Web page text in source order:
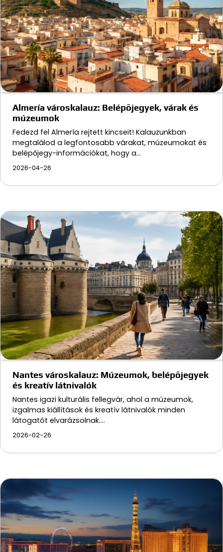
Almería városkalauz: Belépőjegyek, várak és
múzeumok
Fedezd fel Almería rejtett kincseit! Kalauzunkban
megtalálod a legfontosabb várakat, múzeumokat és
belépőjegy-információkat, hogy a…
2026-04-26
Nantes városkalauz: Múzeumok, belépőjegyek
és kreatív látnivalók
Nantes igazi kulturális fellegvár, ahol a múzeumok,
izgalmas kiállítások és kreatív látnivalók minden
látogatót elvarázsolnak.…
2026-02-26